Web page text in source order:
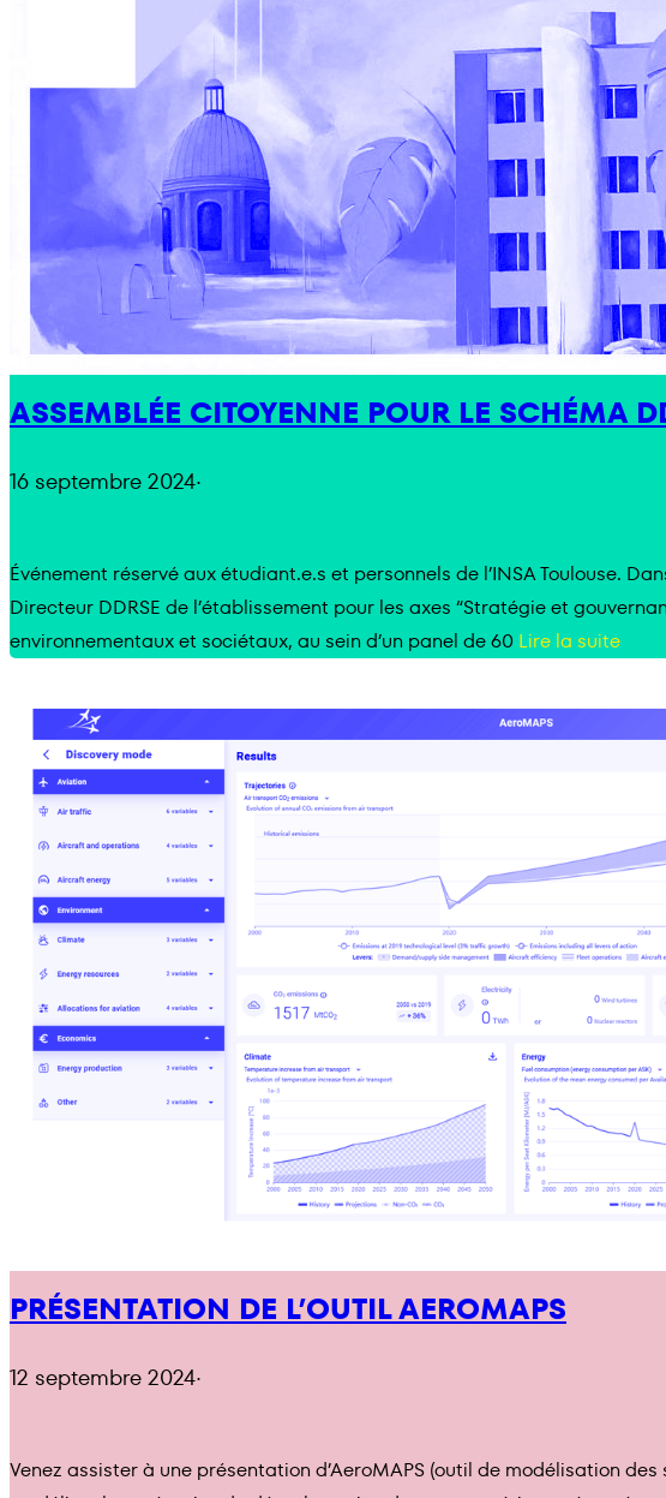
ASSEMBLÉE CITOYENNE POUR LE SCHÉMA
16 septembre 2024·
Événement réservé aux étudiant.e.s et personnels de l’INSA Toulouse.
Directeur DDRSE de l’établissement pour les axes “Stratégie et
environnementaux et sociétaux, au sein d’un panel de 60 Lire la suite
PRÉSENTATION DE L’OUTIL AEROMAPS
12 septembre 2024·
Venez assister à une présentation d’AeroMAPS (outil de modélisation